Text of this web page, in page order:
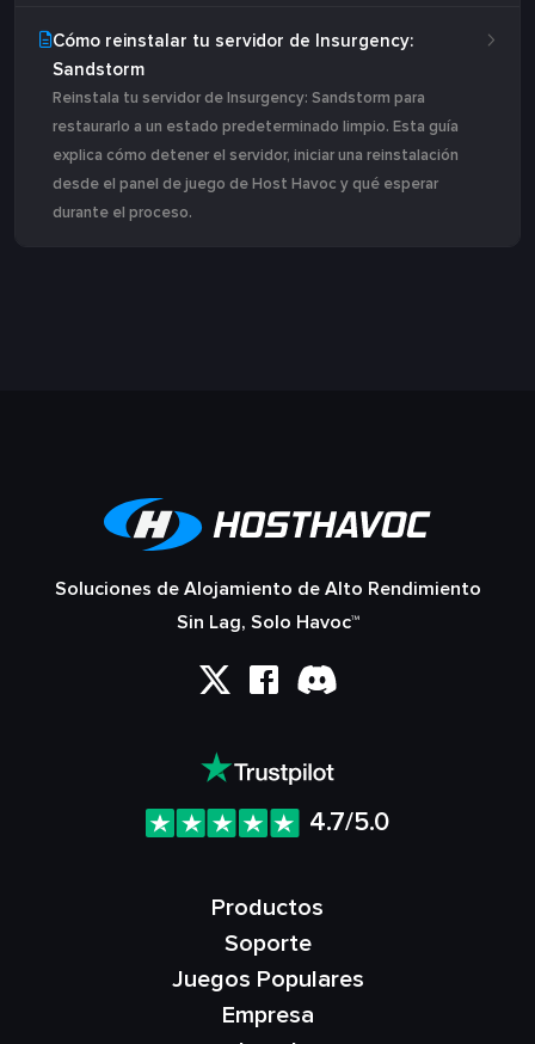
Cómo reinstalar tu servidor de Insurgency:
Sandstorm
Reinstala tu servidor de Insurgency: Sandstorm para
restaurarlo a un estado predeterminado limpio. Esta guía
explica cómo detener el servidor, iniciar una reinstalación
desde el panel de juego de Host Havoc y qué esperar
durante el proceso.
Soluciones de Alojamiento de Alto Rendimiento
Sin Lag, Solo Havoc™
4.7/5.0
Productos
Soporte
Juegos Populares
Empresa